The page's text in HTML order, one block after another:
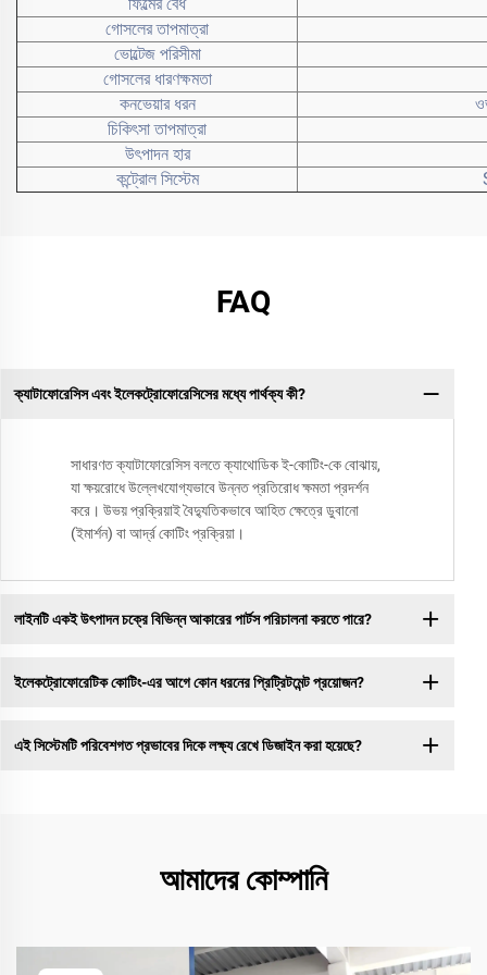
গোসলের তাপমাত্রা
ভোল্টেজ পরিসীমা
গোসলের ধারণক্ষমতা
কনভেয়ার ধরন
চিকিৎসা তাপমাত্রা
উৎপাদন হার
কন্ট্রোল সিস্টেম
FAQ
ক্যাটাফোরেসিস এবং ইলেকট্রোফোরেসিসের মধ্যে পার্থক্য কী?
সাধারণত ক্যাটাফোরেসিস বলতে ক্যাথোডিক ই-কোটিং-কে বোঝায়,
যা ক্ষয়রোধে উল্লেখযোগ্যভাবে উন্নত প্রতিরোধ ক্ষমতা প্রদর্শন
করে। উভয় প্রক্রিয়াই বৈদ্যুতিকভাবে আহিত ক্ষেত্রে ডুবানো
(ইমার্শন) বা আর্দ্র কোটিং প্রক্রিয়া।
লাইনটি একই উৎপাদন চক্রে বিভিন্ন আকারের পার্টস পরিচালনা করতে পারে?
ইলেকট্রোফোরেটিক কোটিং-এর আগে কোন ধরনের প্রিট্রিটমেন্ট প্রয়োজন?
এই সিস্টেমটি পরিবেশগত প্রভাবের দিকে লক্ষ্য রেখে ডিজাইন করা হয়েছে?
আমাদের কোম্পানি